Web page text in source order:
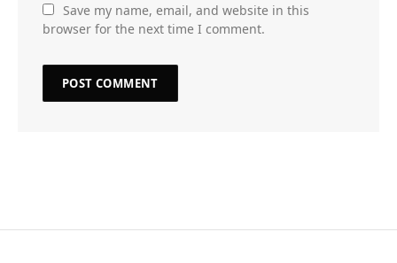
Save my name, email, and website in this
browser for the next time I comment.